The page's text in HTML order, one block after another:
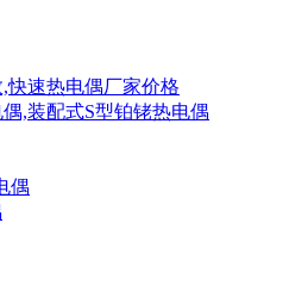
快速热电偶厂家价格
,装配式S型铂铑热电偶
偶